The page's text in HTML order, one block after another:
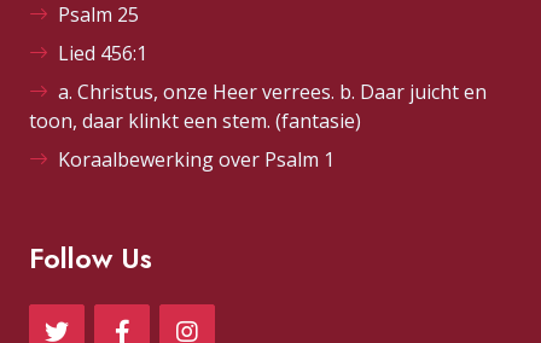
Psalm 25
Lied 456:1
a. Christus, onze Heer verrees. b. Daar juicht en
toon, daar klinkt een stem. (fantasie)
Koraalbewerking over Psalm 1
Follow Us